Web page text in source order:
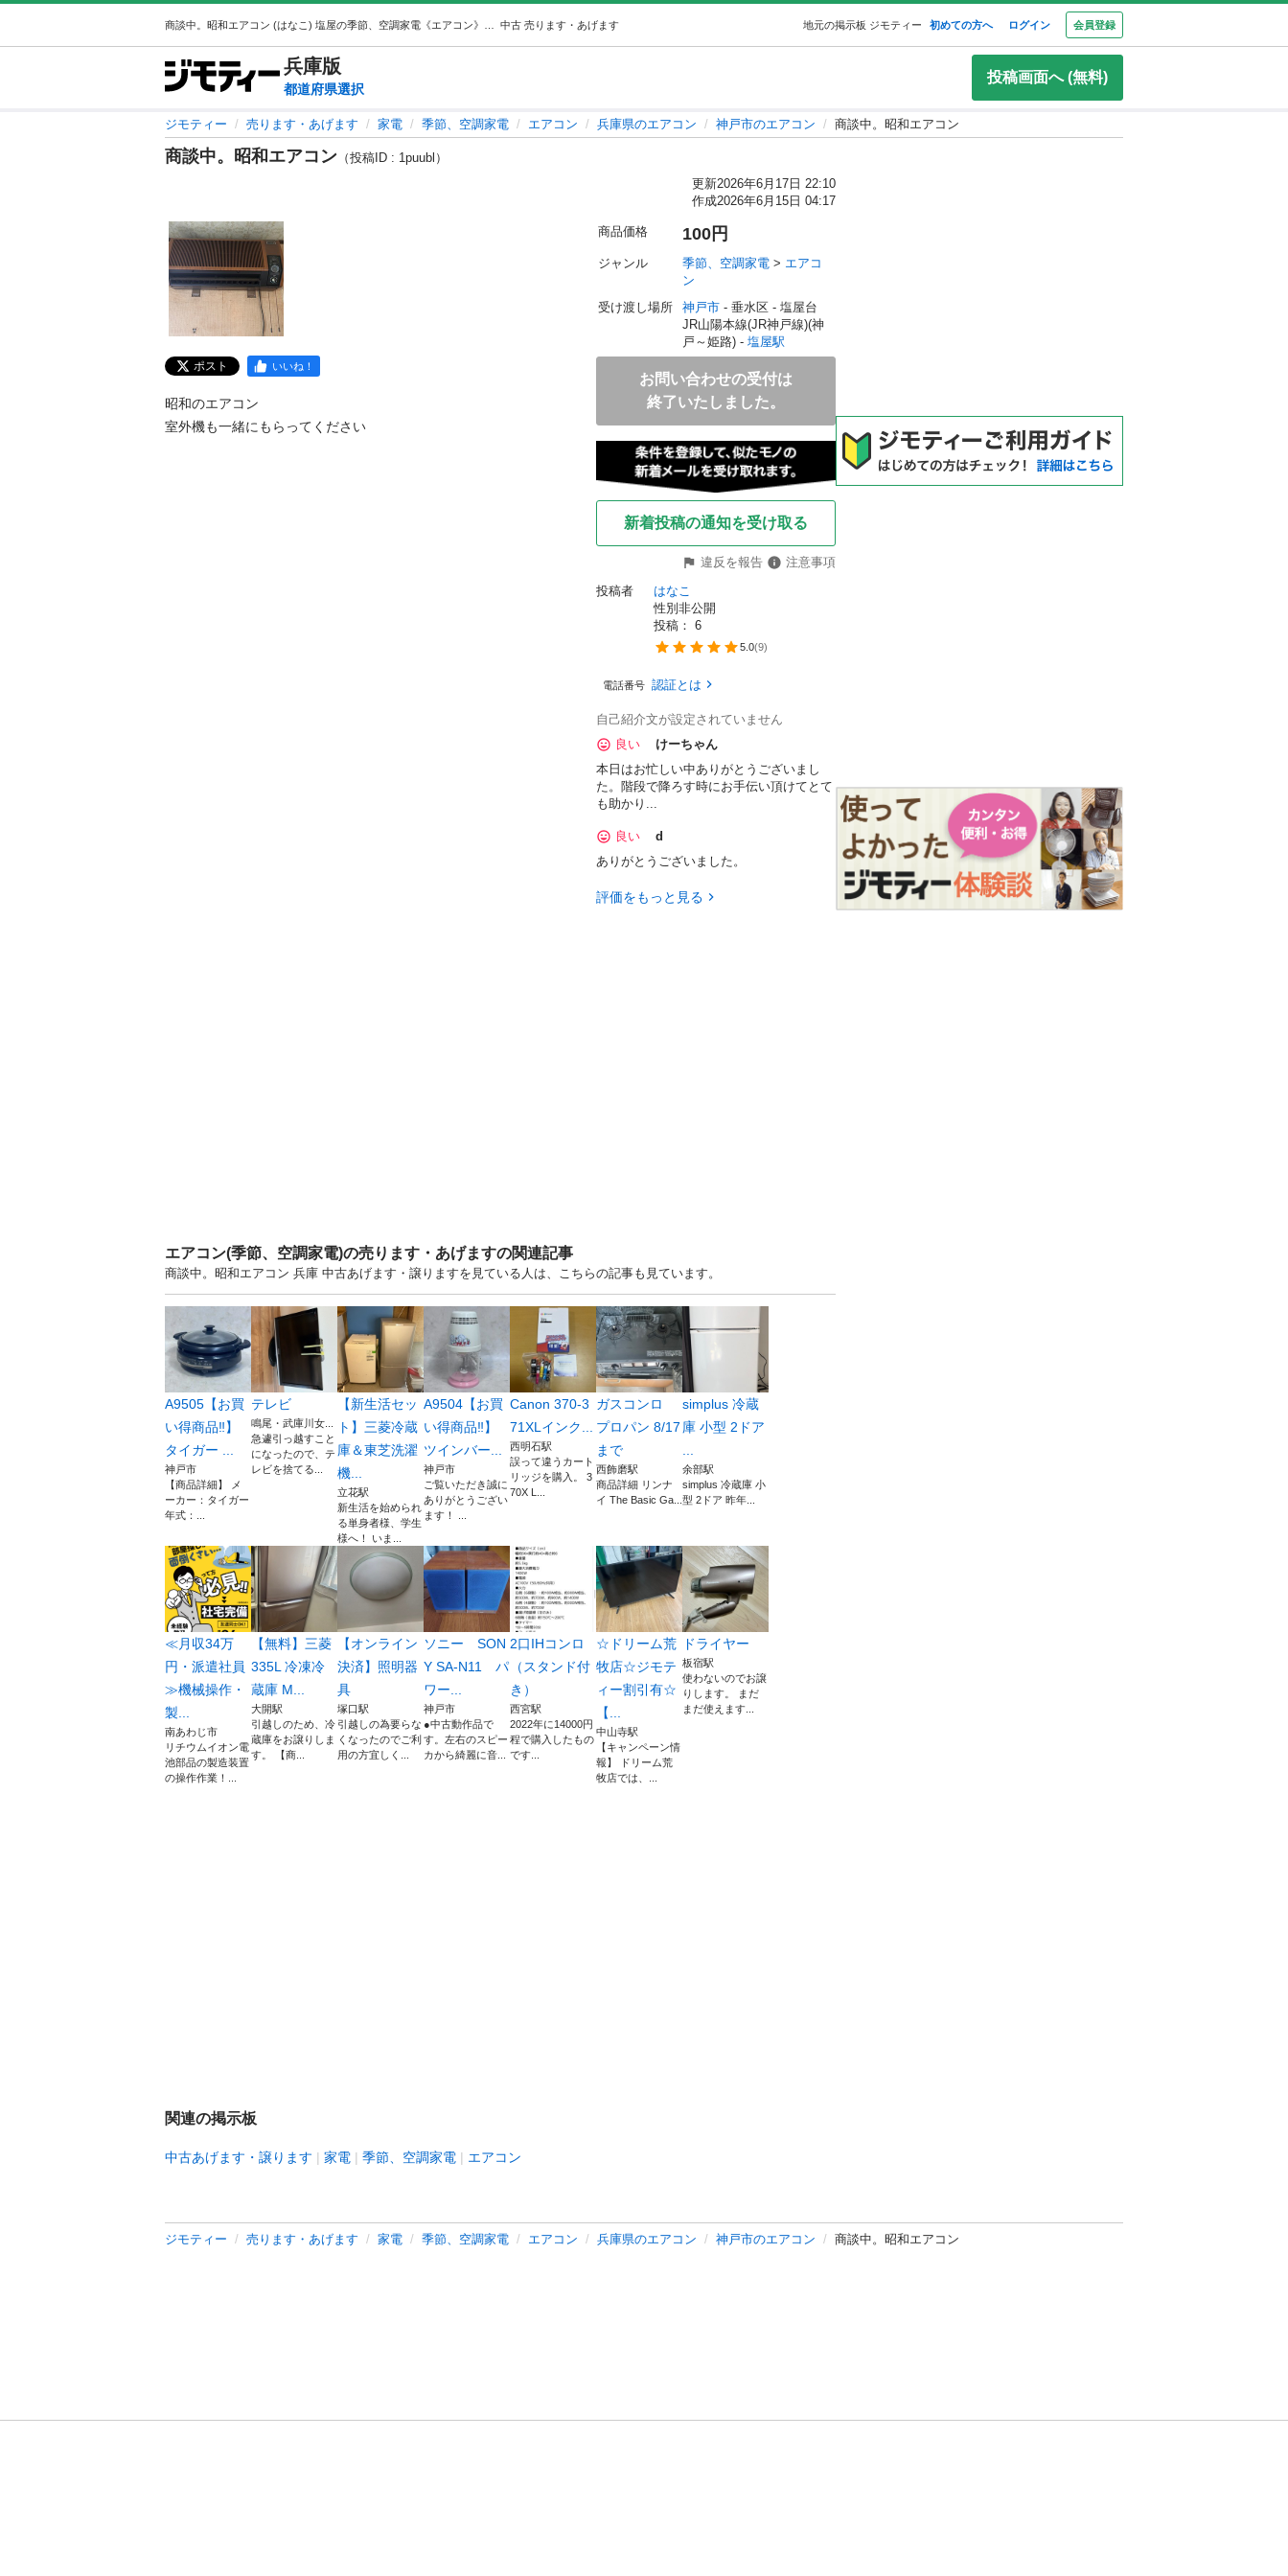
中古 売ります・あげます 地元の掲示板 ジモティー 初めての方へ ログイン 会員登録
兵庫版
都道府県選択
投稿画面へ (無料)
ジモティー 売ります・あげます 家電 季節、空調家電 エアコン 兵庫県のエアコン 神戸市のエアコン 商談中。昭和エアコン
商談中。昭和エアコン （投稿ID : 1puubl）
更新2026年6月17日 22:10
作成2026年6月15日 04:17
ポスト いいね！
昭和のエアコン
室外機も一緒にもらってください
商品価格 100円
ジャンル 季節、空調家電 > エアコ
ン
受け渡し場所
神戸市 - 垂水区 - 塩屋台
JR山陽本線(JR神戸線)(神
戸～姫路) - 塩屋駅
お問い合わせの受付は
終了いたしました。
新着投稿の通知を受け取る
違反を報告
注意事項
投稿者
はなこ
性別非公開
投稿： 6
5.0(9)
電話番号 認証とは
自己紹介文が設定されていません
良い
けーちゃん
本日はお忙しい中ありがとうございまし
た。階段で降ろす時にお手伝い頂けてとて
も助かり...
良い
d
ありがとうございました。
評価をもっと見る
エアコン(季節、空調家電)の売ります・あげますの関連記事
商談中。昭和エアコン 兵庫 中古あげます・譲りますを見ている人は、こちらの記事も見ています。
A9505【お買
い得商品‼】
タイガー ...
神戸市
【商品詳細】 メ
ーカー：タイガー
年式：...
テレビ
鳴尾・武庫川女...
急遽引っ越すこと
になったので、テ
レビを捨てる...
【新生活セッ
ト】三菱冷蔵
庫＆東芝洗濯
機...
立花駅
新生活を始められ
る単身者様、学生
様へ！ いま...
A9504【お買
い得商品‼】
ツインバー...
神戸市
ご覧いただき誠に
ありがとうござい
ます！ ...
Canon 370-3
71XLインク...
西明石駅
誤って違うカート
リッジを購入。 3
70X L...
ガスコンロ
プロパン 8/17
まで
西飾磨駅
商品詳細 リンナ
イ The Basic Ga...
simplus 冷蔵
庫 小型 2ドア
...
余部駅
simplus 冷蔵庫 小
型 2ドア 昨年...
≪月収34万
円・派遣社員
≫機械操作・
製...
南あわじ市
リチウムイオン電
池部品の製造装置
の操作作業！...
【無料】三菱
335L 冷凍冷
蔵庫 M...
大開駅
引越しのため、冷
蔵庫をお譲りしま
す。 【商...
【オンライン
決済】照明器
具
塚口駅
引越しの為要らな
くなったのでご利
用の方宜しく...
ソニー SON
Y SA-N11 パ
ワー...
神戸市
●中古動作品で
す。左右のスピー
カから綺麗に音...
2口IHコンロ
（スタンド付
き）
西宮駅
2022年に14000円
程で購入したもの
です...
☆ドリーム荒
牧店☆ジモテ
ィー割引有☆
【...
中山寺駅
【キャンペーン情
報】 ドリーム荒
牧店では、...
ドライヤー
板宿駅
使わないのでお譲
りします。 まだ
まだ使えます...
関連の掲示板
中古あげます・譲ります 家電 季節、空調家電 エアコン
ジモティー 売ります・あげます 家電 季節、空調家電 エアコン 兵庫県のエアコン 神戸市のエアコン 商談中。昭和エアコン